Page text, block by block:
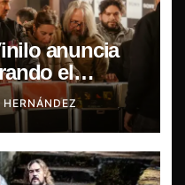
anuncia
el
en Chile